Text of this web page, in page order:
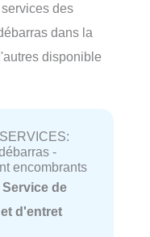
des
dans la
disponible
-
encombrants
Service de
d'entret